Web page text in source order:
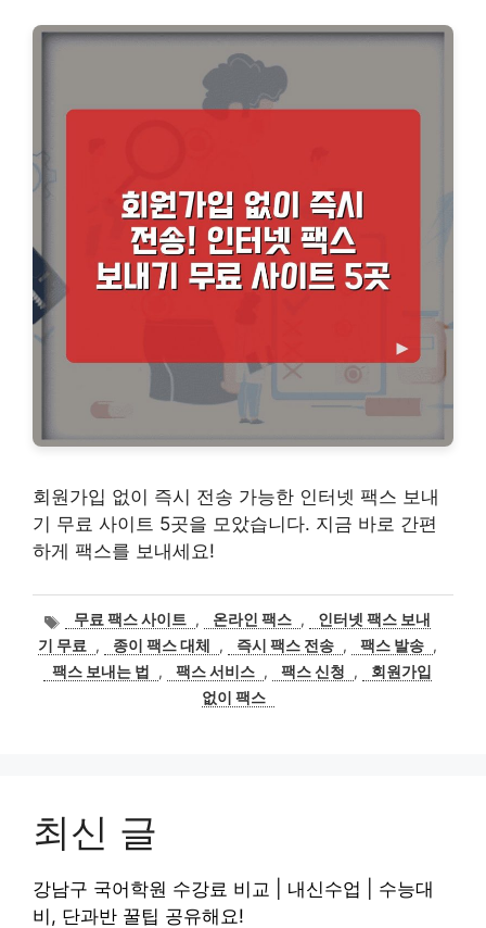
회원가입 없이 즉시 전송 가능한 인터넷 팩스 보내
기 무료 사이트 5곳을 모았습니다. 지금 바로 간편
하게 팩스를 보내세요!
태
그
무료 팩스 사이트 , 온라인 팩스 ,
인터넷 팩스 보내
기 무료
, 종이 팩스 대체 , 즉시 팩스 전송 , 팩스 발송 ,
팩스 보내는 법
, 팩스 서비스 , 팩스 신청 ,
회원가입
없이 팩스
최신 글
강남구 국어학원 수강료 비교 | 내신수업 | 수능대
비, 단과반 꿀팁 공유해요!